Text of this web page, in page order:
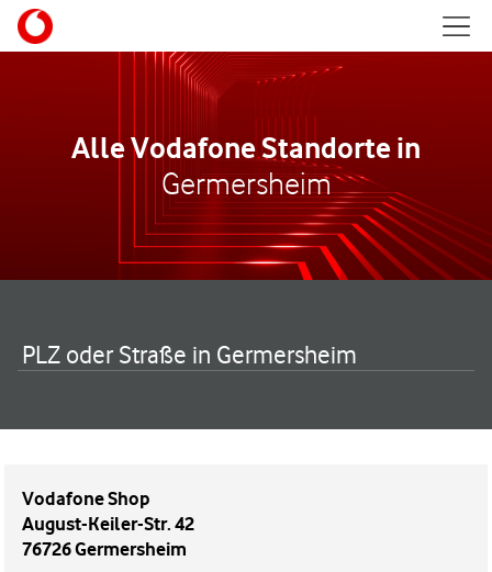
Skip to content
Alle Vodafone Standorte in
Germersheim
PLZ oder Straße in Germersheim
Vodafone Shop
August-Keiler-Str. 42
76726 Germersheim